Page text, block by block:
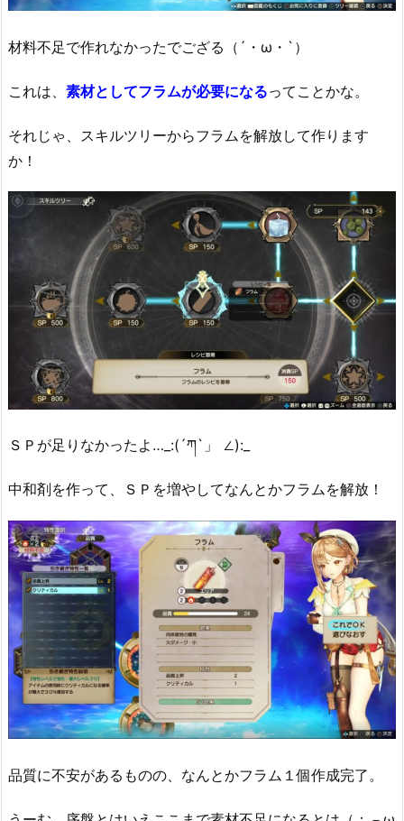
材料不足で作れなかったでござる（´・ω・`）
これは、 素材としてフラムが必要になるってことかな。
それじゃ、スキルツリーからフラムを解放して作ります
か！
ＳＰが足りなかったよ…_:(´ཀ`」 ∠):_
中和剤を作って、ＳＰを増やしてなんとかフラムを解放！
品質に不安があるものの、なんとかフラム１個作成完了。